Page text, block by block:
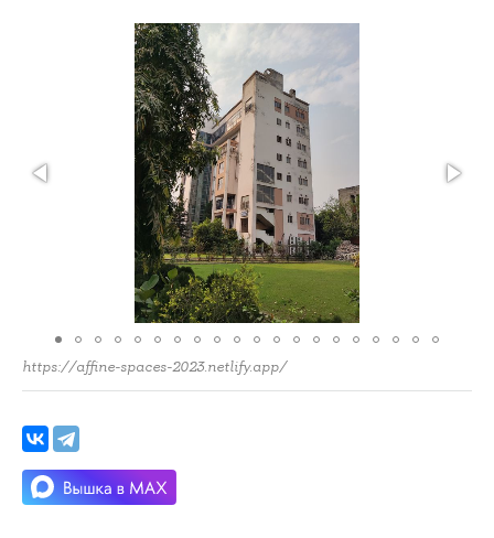
https://affine-spaces-2023.netlify.app/